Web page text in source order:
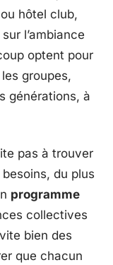
hôtel club,
l’ambiance
optent pour
groupes,
générations, à
pas à trouver
du plus
programme
collectives
bien des
que chacun